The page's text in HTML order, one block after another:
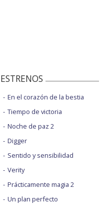
En el corazón de la bestia
Tiempo de victoria
Noche de paz 2
Digger
Sentido y sensibilidad
Verity
Prácticamente magia 2
Un plan perfecto